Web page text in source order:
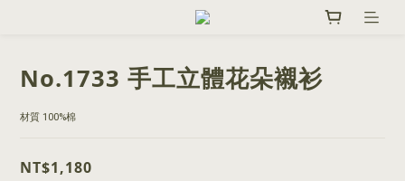
No.1733 手工立體花朵襯衫
材質 100%棉
NT$1,180